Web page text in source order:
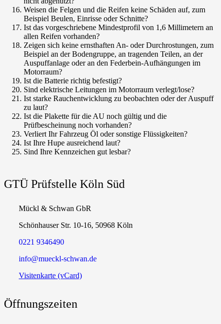
Weisen die Felgen und die Reifen keine Schäden auf, zum
Beispiel Beulen, Einrisse oder Schnitte?
Ist das vorgeschriebene Mindestprofil von 1,6 Millimetern an
allen Reifen vorhanden?
Zeigen sich keine ernsthaften An- oder Durchrostungen, zum
Beispiel an der Bodengruppe, an tragenden Teilen, an der
Auspuffanlage oder an den Federbein-Aufhängungen im
Motorraum?
Ist die Batterie richtig befestigt?
Sind elektrische Leitungen im Motorraum verlegt/lose?
Ist starke Rauchentwicklung zu beobachten oder der Auspuff
zu laut?
Ist die Plakette für die AU noch gültig und die
Prüfbescheinung noch vorhanden?
Verliert Ihr Fahrzeug Öl oder sonstige Flüssigkeiten?
Ist Ihre Hupe ausreichend laut?
Sind Ihre Kennzeichen gut lesbar?
GTÜ Prüfstelle Köln Süd
Mückl & Schwan GbR
Schönhauser Str. 10-16, 50968 Köln
‭0221 9346490‬
info@mueckl-schwan.de
Visitenkarte (vCard)
Öffnungszeiten